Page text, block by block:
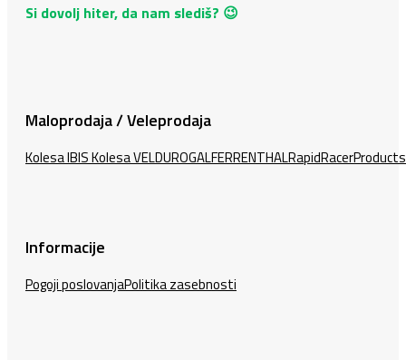
Si dovolj hiter, da nam slediš? 😉
Maloprodaja / Veleprodaja
Kolesa IBISKolesa VELDUROGALFERRENTHALRapidRacerProducts
Informacije
Pogoji poslovanjaPolitika zasebnosti